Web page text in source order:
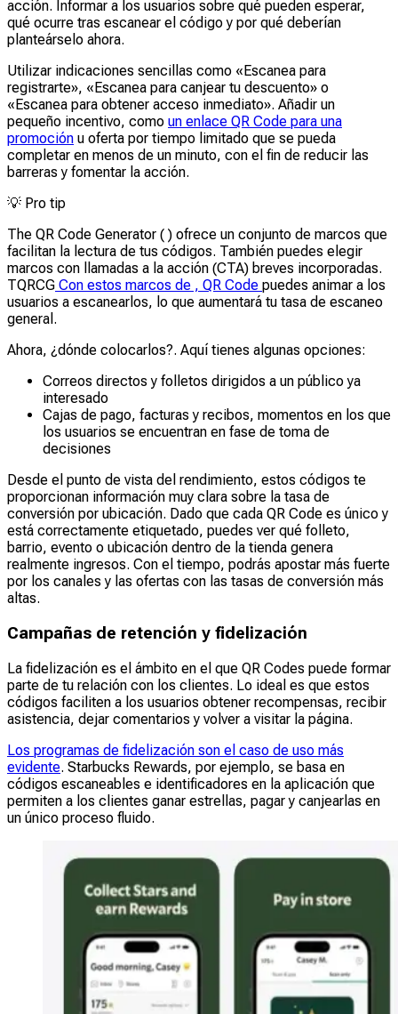
acción. Informar a los usuarios sobre qué pueden esperar,
qué ocurre tras escanear el código y por qué deberían
planteárselo ahora.
Utilizar indicaciones sencillas como «Escanea para
registrarte», «Escanea para canjear tu descuento» o
«Escanea para obtener acceso inmediato». Añadir un
pequeño incentivo, como un enlace QR Code para una
promoción u oferta por tiempo limitado que se pueda
completar en menos de un minuto, con el fin de reducir las
barreras y fomentar la acción.
💡 Pro tip
The QR Code Generator ( ) ofrece un conjunto de marcos que
facilitan la lectura de tus códigos. También puedes elegir
marcos con llamadas a la acción (CTA) breves incorporadas.
TQRCG Con estos marcos de , QR Code puedes animar a los
usuarios a escanearlos, lo que aumentará tu tasa de escaneo
general.
Ahora, ¿dónde colocarlos?. Aquí tienes algunas opciones:
Correos directos y folletos dirigidos a un público ya
interesado
Cajas de pago, facturas y recibos, momentos en los que
los usuarios se encuentran en fase de toma de
decisiones
Desde el punto de vista del rendimiento, estos códigos te
proporcionan información muy clara sobre la tasa de
conversión por ubicación. Dado que cada QR Code es único y
está correctamente etiquetado, puedes ver qué folleto,
barrio, evento o ubicación dentro de la tienda genera
realmente ingresos. Con el tiempo, podrás apostar más fuerte
por los canales y las ofertas con las tasas de conversión más
altas.
Campañas de retención y fidelización
La fidelización es el ámbito en el que QR Codes puede formar
parte de tu relación con los clientes. Lo ideal es que estos
códigos faciliten a los usuarios obtener recompensas, recibir
asistencia, dejar comentarios y volver a visitar la página.
Los programas de fidelización son el caso de uso más
evidente. Starbucks Rewards, por ejemplo, se basa en
códigos escaneables e identificadores en la aplicación que
permiten a los clientes ganar estrellas, pagar y canjearlas en
un único proceso fluido.